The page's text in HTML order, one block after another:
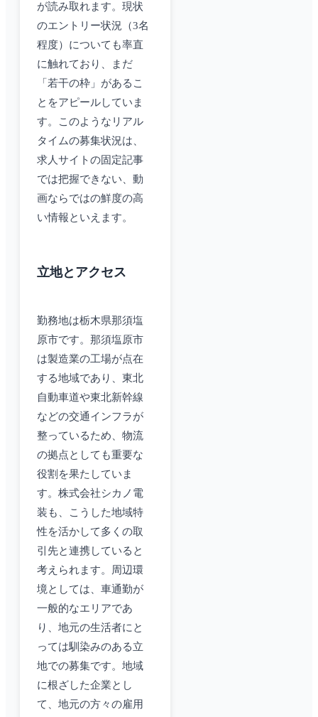
が読み取れます。現状
のエントリー状況（3名
程度）についても率直
に触れており、まだ
「若干の枠」があるこ
とをアピールしていま
す。このようなリアル
タイムの募集状況は、
求人サイトの固定記事
では把握できない、動
画ならではの鮮度の高
い情報といえます。
立地とアクセス
勤務地は栃木県那須塩
原市です。那須塩原市
は製造業の工場が点在
する地域であり、東北
自動車道や東北新幹線
などの交通インフラが
整っているため、物流
の拠点としても重要な
役割を果たしていま
す。株式会社シカノ電
装も、こうした地域特
性を活かして多くの取
引先と連携していると
考えられます。周辺環
境としては、車通勤が
一般的なエリアであ
り、地元の生活者にと
っては馴染みのある立
地での募集です。地域
に根ざした企業とし
て、地元の方々の雇用